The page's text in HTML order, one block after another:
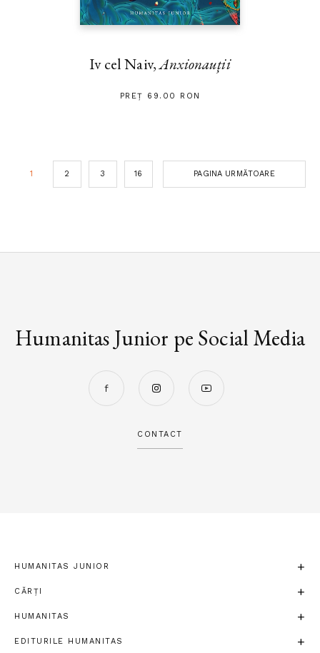
Iv cel Naiv,Anxionauții
PREȚ 69.00 RON
1 2 3 PAGINA URMĂTOARE
16
Humanitas Junior pe Social Media
CONTACT
HUMANITAS JUNIOR
CĂRȚI
HUMANITAS
EDITURILE HUMANITAS